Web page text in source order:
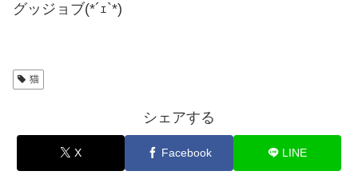
グッジョブ(*´ｪ`*)
猫
シェアする
X Facebook LINE